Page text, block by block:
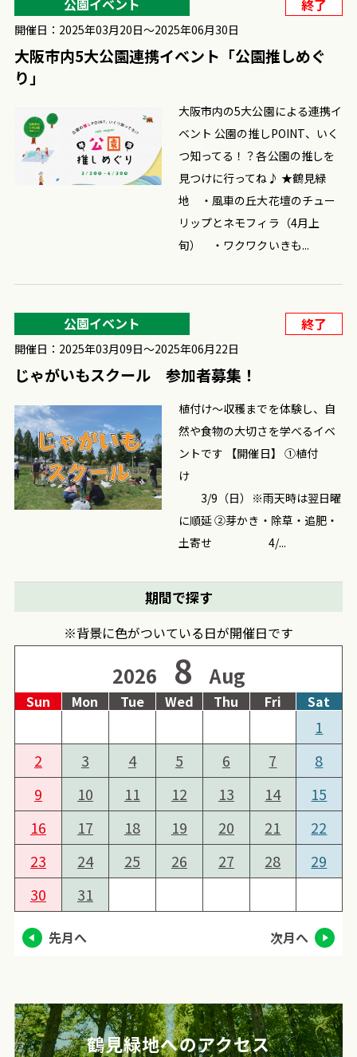
大阪市内の5大公園による連携イ
ベント 公園の推しPOINT、いく
つ知ってる！？各公園の推しを
見つけに行ってね♪ ★鶴見緑
地 ・風車の丘大花壇のチュー
リップとネモフィラ（4月上
旬） ・ワクワクいきも...
終了
開催日：2025年03月20日〜2025年06月30日
大阪市内5大公園連携イベント「公園推しめぐ
り」
植付け～収穫までを体験し、自
然や食物の大切さを学べるイベ
ントです 【開催日】 ①植付
け
3/9（日）※雨天時は翌日曜
に順延 ②芽かき・除草・追肥・
土寄せ 4/...
公園イベント 終了
開催日：2025年03月09日〜2025年06月22日
じゃがいもスクール 参加者募集！
期間で探す
※背景に色がついている日が開催日です
2026 8 Aug
Sun Mon Tue Wed Thu Fri Sat
1
2
3 4 5 6 7
8
9
10 11 12 13 14
15
16
17 18 19 20 21
22
23
24 25 26 27 28
29
30
31
先月へ 次月へ
鶴見緑地へのアクセス